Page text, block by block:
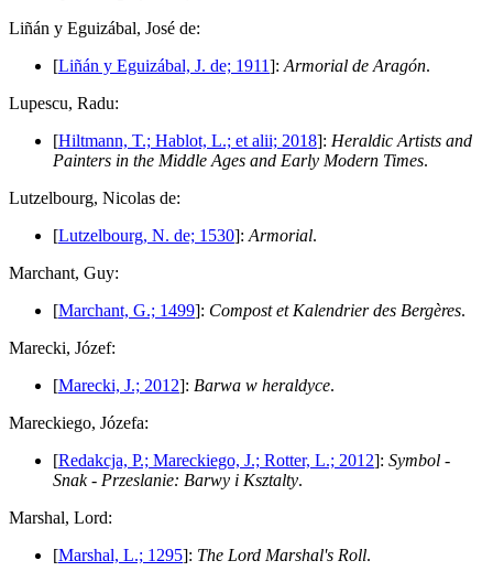
Liñán y Eguizábal, José de:
[Liñán y Eguizábal, J. de; 1911]: Armorial de Aragón.
Lupescu, Radu:
[Hiltmann, T.; Hablot, L.; et alii; 2018]: Heraldic Artists and
Painters in the Middle Ages and Early Modern Times.
Lutzelbourg, Nicolas de:
[Lutzelbourg, N. de; 1530]: Armorial.
Marchant, Guy:
[Marchant, G.; 1499]: Compost et Kalendrier des Bergères.
Marecki, Józef:
[Marecki, J.; 2012]: Barwa w heraldyce.
Mareckiego, Józefa:
[Redakcja, P.; Mareckiego, J.; Rotter, L.; 2012]: Symbol -
Snak - Przeslanie: Barwy i Ksztalty.
Marshal, Lord:
[Marshal, L.; 1295]: The Lord Marshal's Roll.